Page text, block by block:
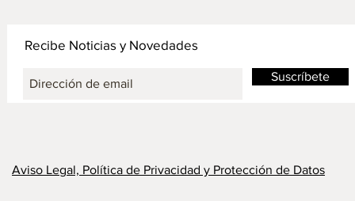
Recibe Noticias y Novedades
Suscríbete
Aviso Legal, Política de Privacidad y Protección de Datos